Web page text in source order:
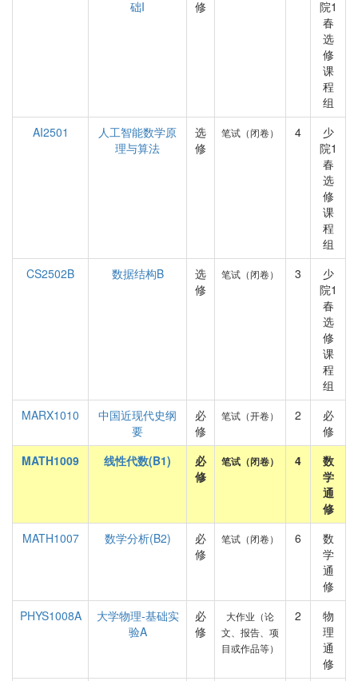
础I
修
院1
春
选
修
课
程
组
AI2501
人工智能数学原
理与算法
选
修
笔试（闭卷） 4
少
院1
春
选
修
课
程
组
CS2502B
数据结构B
选
修
笔试（闭卷） 3
少
院1
春
选
修
课
程
组
MARX1010
中国近现代史纲
要
必
修
笔试（开卷） 2
必
修
MATH1009
线性代数(B1)
必
修
笔试（闭卷） 4
数
学
通
修
MATH1007
数学分析(B2)
必
修
笔试（闭卷） 6
数
学
通
修
PHYS1008A
大学物理-基础实
验A
必
修
大作业（论
文、报告、项
目或作品等）
2
物
理
通
修